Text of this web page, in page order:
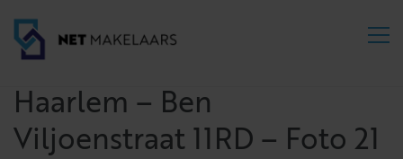
Haarlem – Ben
Viljoenstraat 11RD – Foto 21